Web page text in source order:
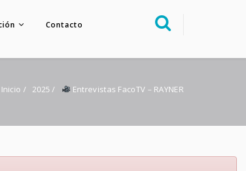
Contacto
Foro FacoElche
Comunicación
Inicio / 2025 / Entrevistas FacoTV – RAYNER